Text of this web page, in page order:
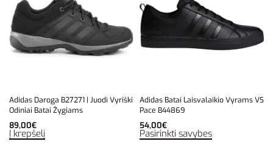
Adidas Daroga B27271 | Juodi Vyriški
Odiniai Batai Žygiams
89,00€
Į krepšelį
Adidas Batai Laisvalaikio Vyrams VS
Pace B44869
54,00€
Pasirinkti savybes